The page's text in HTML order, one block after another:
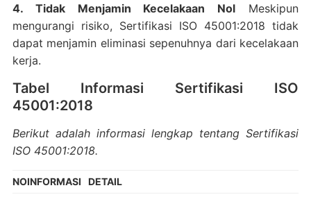
4. Tidak Menjamin Kecelakaan Nol Meskipun
mengurangi risiko, Sertifikasi ISO 45001:2018 tidak
dapat menjamin eliminasi sepenuhnya dari kecelakaan
kerja.
Tabel Informasi Sertifikasi ISO
45001:2018
Berikut adalah informasi lengkap tentang Sertifikasi
ISO 45001:2018.
NOINFORMASI DETAIL